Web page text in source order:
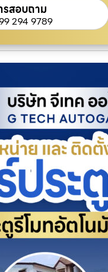
รสอบถาม
294 9789